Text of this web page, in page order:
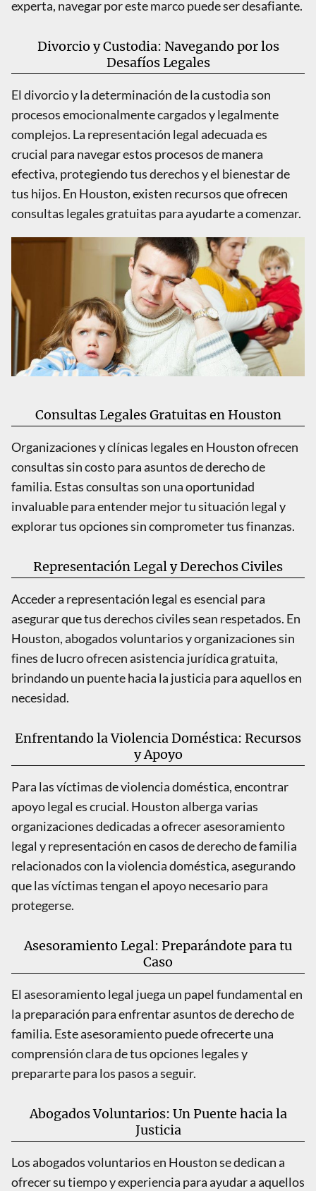
experta, navegar por este marco puede ser desafiante.
Divorcio y Custodia: Navegando por los
Desafíos Legales
El divorcio y la determinación de la custodia son
procesos emocionalmente cargados y legalmente
complejos. La representación legal adecuada es
crucial para navegar estos procesos de manera
efectiva, protegiendo tus derechos y el bienestar de
tus hijos. En Houston, existen recursos que ofrecen
consultas legales gratuitas para ayudarte a comenzar.
Consultas Legales Gratuitas en Houston
Organizaciones y clínicas legales en Houston ofrecen
consultas sin costo para asuntos de derecho de
familia. Estas consultas son una oportunidad
invaluable para entender mejor tu situación legal y
explorar tus opciones sin comprometer tus finanzas.
Representación Legal y Derechos Civiles
Acceder a representación legal es esencial para
asegurar que tus derechos civiles sean respetados. En
Houston, abogados voluntarios y organizaciones sin
fines de lucro ofrecen asistencia jurídica gratuita,
brindando un puente hacia la justicia para aquellos en
necesidad.
Enfrentando la Violencia Doméstica: Recursos
y Apoyo
Para las víctimas de violencia doméstica, encontrar
apoyo legal es crucial. Houston alberga varias
organizaciones dedicadas a ofrecer asesoramiento
legal y representación en casos de derecho de familia
relacionados con la violencia doméstica, asegurando
que las víctimas tengan el apoyo necesario para
protegerse.
Asesoramiento Legal: Preparándote para tu
Caso
El asesoramiento legal juega un papel fundamental en
la preparación para enfrentar asuntos de derecho de
familia. Este asesoramiento puede ofrecerte una
comprensión clara de tus opciones legales y
prepararte para los pasos a seguir.
Abogados Voluntarios: Un Puente hacia la
Justicia
Los abogados voluntarios en Houston se dedican a
ofrecer su tiempo y experiencia para ayudar a aquellos